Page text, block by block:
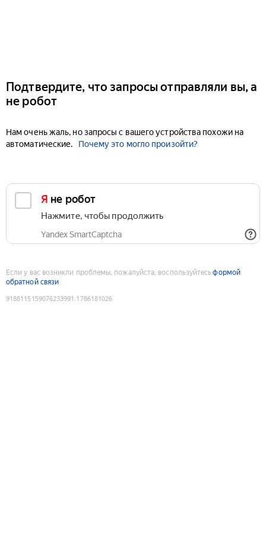
Подтвердите, что запросы отправляли вы, а
не робот
Нам очень жаль, но запросы с вашего устройства похожи на
автоматические.
Почему это могло произойти?
Я не робот
Нажмите, чтобы продолжить
Yandex SmartCaptcha
Если у вас возникли проблемы, пожалуйста, воспользуйтесьформой
обратной связи
9188115159076233991 :1786181026